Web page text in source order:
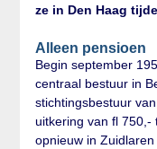
ze in Den Haag
Alleen pensioen
Begin september
centraal bestuur in
stichtingsbestuur
uitkering van fl 750,-
opnieuw in